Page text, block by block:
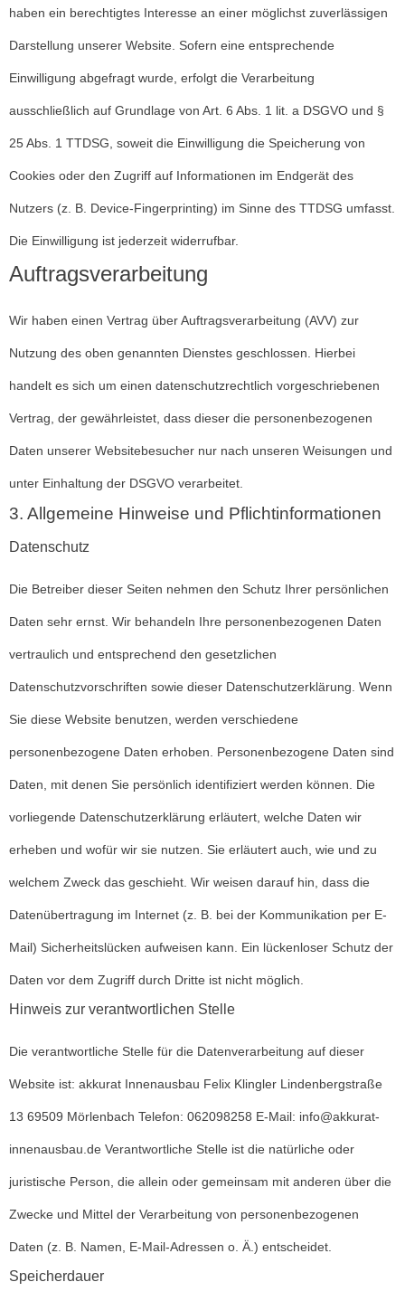
haben ein berechtigtes Interesse an einer möglichst zuverlässigen
Darstellung unserer Website. Sofern eine entsprechende
Einwilligung abgefragt wurde, erfolgt die Verarbeitung
ausschließlich auf Grundlage von Art. 6 Abs. 1 lit. a DSGVO und §
25 Abs. 1 TTDSG, soweit die Einwilligung die Speicherung von
Cookies oder den Zugriff auf Informationen im Endgerät des
Nutzers (z. B. Device-Fingerprinting) im Sinne des TTDSG umfasst.
Die Einwilligung ist jederzeit widerrufbar.
Auftragsverarbeitung
Wir haben einen Vertrag über Auftragsverarbeitung (AVV) zur
Nutzung des oben genannten Dienstes geschlossen. Hierbei
handelt es sich um einen datenschutzrechtlich vorgeschriebenen
Vertrag, der gewährleistet, dass dieser die personenbezogenen
Daten unserer Websitebesucher nur nach unseren Weisungen und
unter Einhaltung der DSGVO verarbeitet.
3. Allgemeine Hinweise und Pflicht­informationen
Datenschutz
Die Betreiber dieser Seiten nehmen den Schutz Ihrer persönlichen
Daten sehr ernst. Wir behandeln Ihre personenbezogenen Daten
vertraulich und entsprechend den gesetzlichen
Datenschutzvorschriften sowie dieser Datenschutzerklärung. Wenn
Sie diese Website benutzen, werden verschiedene
personenbezogene Daten erhoben. Personenbezogene Daten sind
Daten, mit denen Sie persönlich identifiziert werden können. Die
vorliegende Datenschutzerklärung erläutert, welche Daten wir
erheben und wofür wir sie nutzen. Sie erläutert auch, wie und zu
welchem Zweck das geschieht. Wir weisen darauf hin, dass die
Datenübertragung im Internet (z. B. bei der Kommunikation per E-
Mail) Sicherheitslücken aufweisen kann. Ein lückenloser Schutz der
Daten vor dem Zugriff durch Dritte ist nicht möglich.
Hinweis zur verantwortlichen Stelle
Die verantwortliche Stelle für die Datenverarbeitung auf dieser
Website ist: akkurat Innenausbau Felix Klingler Lindenbergstraße
13 69509 Mörlenbach Telefon: 062098258 E-Mail: info@akkurat-
innenausbau.de Verantwortliche Stelle ist die natürliche oder
juristische Person, die allein oder gemeinsam mit anderen über die
Zwecke und Mittel der Verarbeitung von personenbezogenen
Daten (z. B. Namen, E-Mail-Adressen o. Ä.) entscheidet.
Speicherdauer